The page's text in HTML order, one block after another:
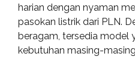
harian dengan nyaman
pasokan listrik dari PLN.
beragam, tersedia model
kebutuhan masing-